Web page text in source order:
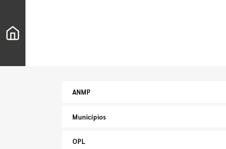
ANMP
Municípios
OPL